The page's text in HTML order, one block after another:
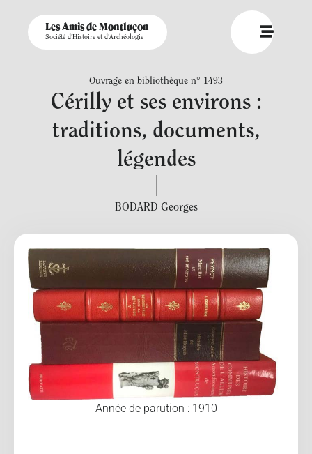
Les Amis de Montluçon
Société d'Histoire et d'Archéologie
Ouvrage en bibliothèque n° 1493
Cérilly et ses environs :
traditions, documents,
légendes
BODARD Georges
Année de parution : 1910